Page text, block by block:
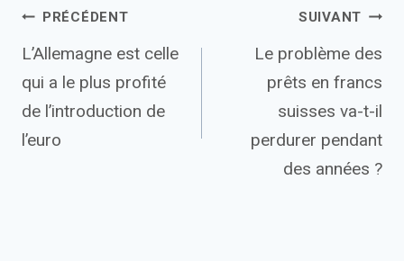
Navigation
de
l’article
PRÉCÉDENT
L’Allemagne est celle
qui a le plus profité
de l’introduction de
l’euro
SUIVANT
Le problème des
prêts en francs
suisses va-t-il
perdurer pendant
des années ?